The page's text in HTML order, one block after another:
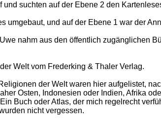
und suchten auf der Ebene 2 den
umgebaut, und auf der Ebene 1 war der
nahm aus den öffentlich zugänglichen
Welt vom Frederking & Thaler Verlag.
der Welt waren hier aufgelistet,
Osten, Indonesien oder Indien, Afrika
Buch oder Atlas, der mich regelrecht
nicht vergessen.